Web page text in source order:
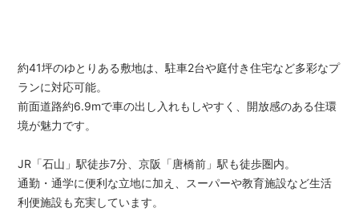
の
こ
と
【イ
エ
ス
約41坪のゆとりある敷地は、駐車2台や庭付き住宅など多彩なプ
ランに対応可能。
前面道路約6.9mで車の出し入れもしやすく、開放感のある住環
境が魅力です。
JR「石山」駅徒歩7分、京阪「唐橋前」駅も徒歩圏内。
通勤・通学に便利な立地に加え、スーパーや教育施設など生活
利便施設も充実しています。